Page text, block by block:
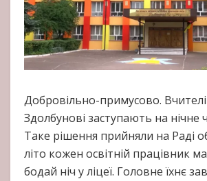
Добровільно-примусово. Вчителі
Здолбунові заступають на нічне
Таке рішення прийняли на Раді
літо кожен освітній працівник
бодай ніч у ліцеї. Головне їхнє